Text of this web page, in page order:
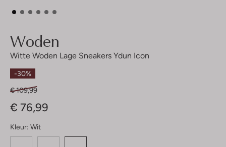
Woden
Witte Woden Lage Sneakers Ydun Icon
-30%
€ 109,99
€ 76,99
Kleur: Wit